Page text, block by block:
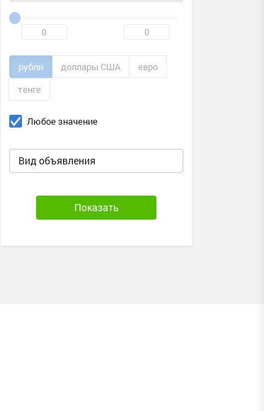
рубли доллары США
евро
тенге
Любое значение
Вид объявления